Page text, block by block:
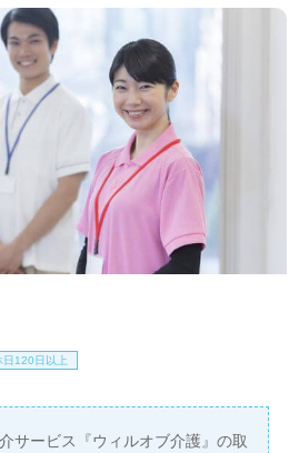
日120日以上
サービス『ウィルオブ介護』の取